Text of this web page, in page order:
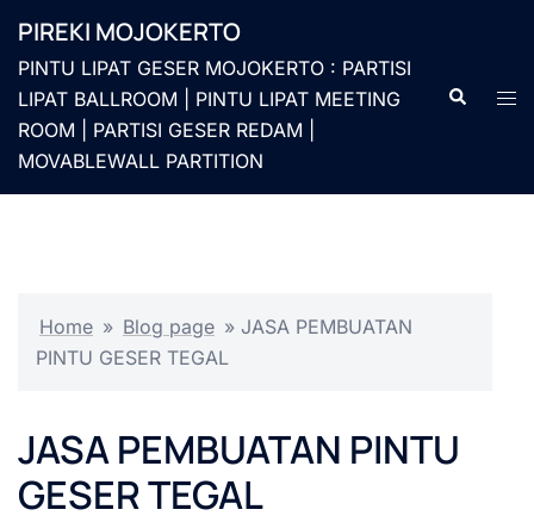
kePIREKI MOJOKERTO
PINTU LIPAT GESER MOJOKERTO : PARTISI
LIPAT BALLROOM | PINTU LIPAT MEETING
ROOM | PARTISI GESER REDAM |
MOVABLEWALL PARTITION
Cari
Home » Blog page » JASA PEMBUATAN
PINTU GESER TEGAL
JASA PEMBUATAN PINTU
GESER TEGAL